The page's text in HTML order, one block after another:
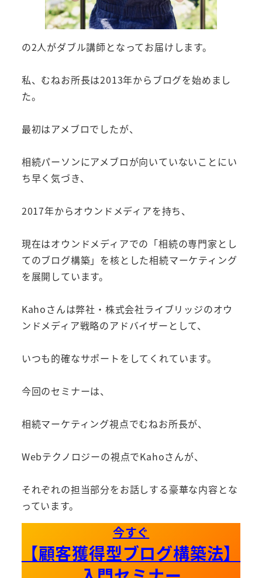
の2人がダブル講師となってお届けします。
私、むねお所長は2013年からブログを始めまし
た。
最初はアメブロでしたが、
相続パーソンにアメブロが向いていないことにい
ち早く気づき、
2017年からオウンドメディアを持ち、
現在はオウンドメディアでの「相続の専門家とし
てのブログ構築」を核とした相続マーケティング
を展開しています。
Kahoさんは弊社・株式会社ライブリッジのオウ
ンドメディア戦略のアドバイザーとして、
いつも的確なサポートをしてくれています。
今回のセミナーは、
相続マーケティング視点でむねお所長が、
Webテクノロジーの視点でKahoさんが、
それぞれの担当部分をお話しする豪華な内容とな
っています。
今すぐ
【顧客獲得型ブログ構築法】